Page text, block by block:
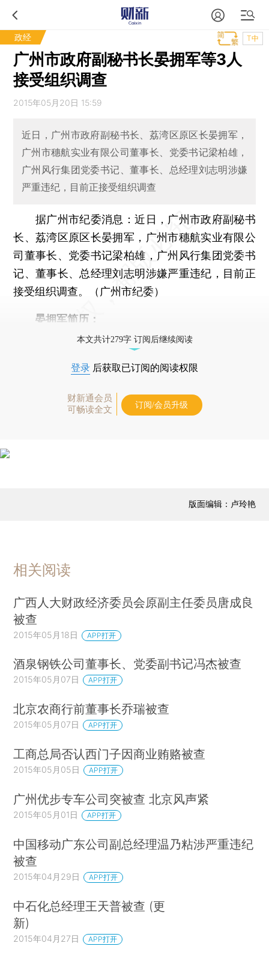
政经 T中
广州市政府副秘书长晏拥军等3人
接受组织调查
2015年05月20日 15:59
近日，广州市政府副秘书长、荔湾区原区长晏拥军，
广州市穗航实业有限公司董事长、党委书记梁柏雄，
广州风行集团党委书记、董事长、总经理刘志明涉嫌
严重违纪，目前正接受组织调查
据广州市纪委消息：近日，广州市政府副秘书
长、荔湾区原区长晏拥军，广州市穗航实业有限公
司董事长、党委书记梁柏雄，广州风行集团党委书
记、董事长、总经理刘志明涉嫌严重违纪，目前正
接受组织调查。（广州市纪委）
晏拥军简历：
本文共计279字 订阅后继续阅读
登录 后获取已订阅的阅读权限
财新通会员
可畅读全文
订阅/会员升级
版面编辑：卢玲艳
相关阅读
广西人大财政经济委员会原副主任委员唐成良
被查
2015年05月18日 APP打开
酒泉钢铁公司董事长、党委副书记冯杰被查
2015年05月07日 APP打开
北京农商行前董事长乔瑞被查
2015年05月07日 APP打开
工商总局否认西门子因商业贿赂被查
2015年05月05日 APP打开
广州优步专车公司突被查 北京风声紧
2015年05月01日 APP打开
中国移动广东公司副总经理温乃粘涉严重违纪
被查
2015年04月29日 APP打开
中石化总经理王天普被查 (更
新)
2015年04月27日 APP打开